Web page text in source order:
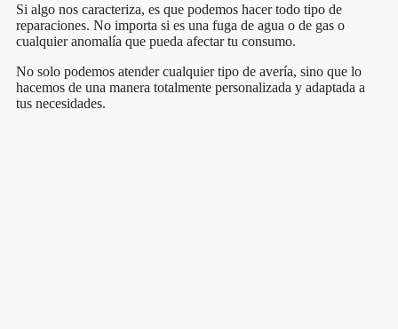
Si algo nos caracteriza, es que podemos hacer todo tipo de
reparaciones. No importa si es una fuga de agua o de gas o
cualquier anomalía que pueda afectar tu consumo.
No solo podemos atender cualquier tipo de avería, sino que lo
hacemos de una manera totalmente personalizada y adaptada a
tus necesidades.